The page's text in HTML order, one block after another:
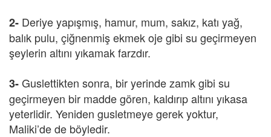
2- Deriye yapışmış, hamur, mum, sakız, katı yağ,
balık pulu, çiğnenmiş ekmek oje gibi su geçirmeyen
şeylerin altını yıkamak farzdır.
3-Guslettikten sonra, bir yerinde zamk gibi su
geçirmeyen bir madde gören, kaldırıp altını yıkasa
yeterlidir. Yeniden gusletmeye gerek yoktur,
Maliki’de de böyledir.